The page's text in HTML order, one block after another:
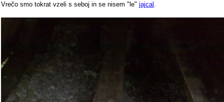
Vrečo smo tokrat vzeli s seboj in se nisem "le" jajcal .